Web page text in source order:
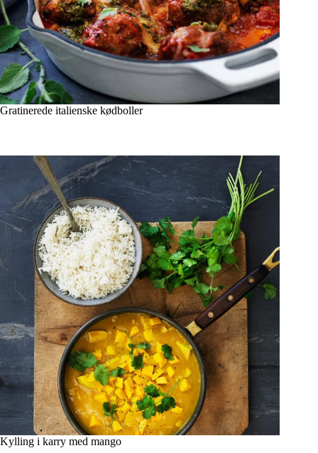
Gratinerede italienske kødboller
Kylling i karry med mango